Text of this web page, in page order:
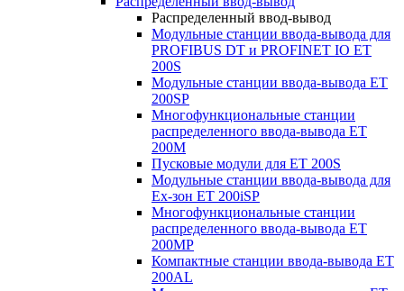
Распределенный ввод-вывод
Модульные станции ввода-вывода для
PROFIBUS DT и PROFINET IO ET
200S
Модульные станции ввода-вывода ET
200SP
Многофункциональные станции
распределенного ввода-вывода ET
200M
Пусковые модули для ET 200S
Модульные станции ввода-вывода для
Ex-зон ET 200iSP
Многофункциональные станции
распределенного ввода-вывода ET
200MP
Компактные станции ввода-вывода ET
200AL